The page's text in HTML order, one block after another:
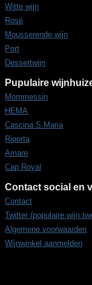
Witte wijn
Rosé
Mousserende wijn
Port
Dessertwijn
Pupulaire
Mommessin
HEMA
Cascina S.Maria
Riporta
Amare
Cap Royal
Contact social en
Contact
Twitter (populaire wijn
Algemene voorwaarden
Wijnwinkel aanmelden